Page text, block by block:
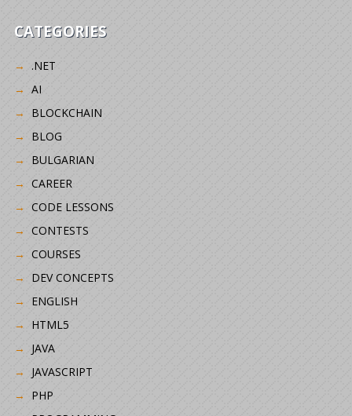
CATEGORIES
.NET
AI
BLOCKCHAIN
BLOG
BULGARIAN
CAREER
CODE LESSONS
CONTESTS
COURSES
DEV CONCEPTS
ENGLISH
HTML5
JAVA
JAVASCRIPT
PHP